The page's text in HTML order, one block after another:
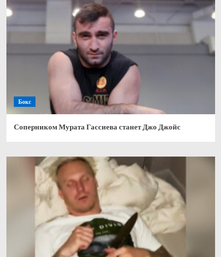
Бокс
Соперником Мурата Гассиева станет Джо Джойс